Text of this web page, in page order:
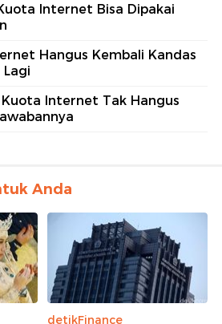
Internet Bisa Dipakai
Hangus Kembali Kandas
Lagi
Internet Tak Hangus
Anda
detikFinance